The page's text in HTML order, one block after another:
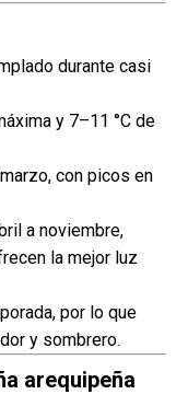
durante casi
y 7–11 °C de
con picos en
a noviembre,
la mejor luz
por lo que
y sombrero.
arequipeña